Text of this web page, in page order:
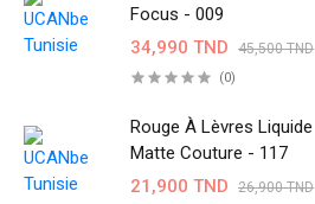
Focus - 009
34,990 TND
45,500 TND
(0)
Rouge À Lèvres Liquide
Matte Couture - 117
21,900 TND
26,900 TND